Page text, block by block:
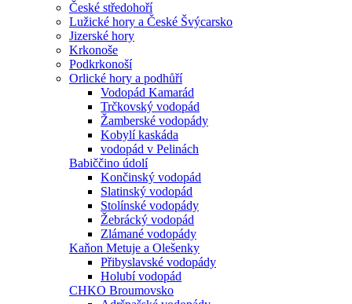
České středohoří
Lužické hory a České Švýcarsko
Jizerské hory
Krkonoše
Podkrkonoší
Orlické hory a podhůří
Vodopád Kamarád
Trčkovský vodopád
Žamberské vodopády
Kobylí kaskáda
vodopád v Pelinách
Babiččino údolí
Končinský vodopád
Slatinský vodopád
Stolínské vodopády
Žebrácký vodopád
Zlámané vodopády
Kaňon Metuje a Olešenky
Přibyslavské vodopády
Holubí vodopád
CHKO Broumovsko